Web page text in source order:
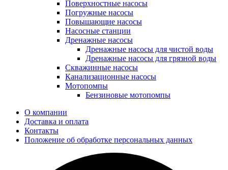
Поверхностные насосы
Погружные насосы
Повышающие насосы
Насосные станции
Дренажные насосы
Дренажные насосы для чистой воды
Дренажные насосы для грязной воды
Скважинные насосы
Канализационные насосы
Мотопомпы
Бензиновые мотопомпы
О компании
Доставка и оплата
Контакты
Положение об обработке персональных данных